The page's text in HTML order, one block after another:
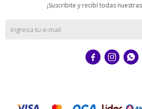
¡Suscribite y recibí todas
  